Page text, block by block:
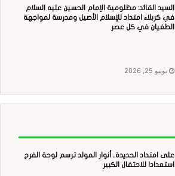
السيد القائد: مظلومية الإمام الحسين عليه السلام
في كربلاء امتداد للإسلام الأصيل ومدرسة لمواجهة
الطغيان في كل عصر
يونيو 25, 2026
على امتداد الحديدة.. أنوار المولد ترسم لوحة الفرح
استعدادا للاحتفال الكبير